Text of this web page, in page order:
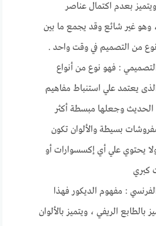
بعدم اكتمال عناصر
وهو غير شائع وقد يجمع ما بين
من التصميم في وقت واحد .
: فهو نوع من أنواع
يعتمد علي استنباط مفاهيم
الحديث وجعلها مبسطة أكثر
بسيطة والألوان تكون
يحتوي علي أي إكسسوارات أو
كبري
: مفهوم الديكور فهذا
بالطابع الريفي ، ويتميز بالألوان